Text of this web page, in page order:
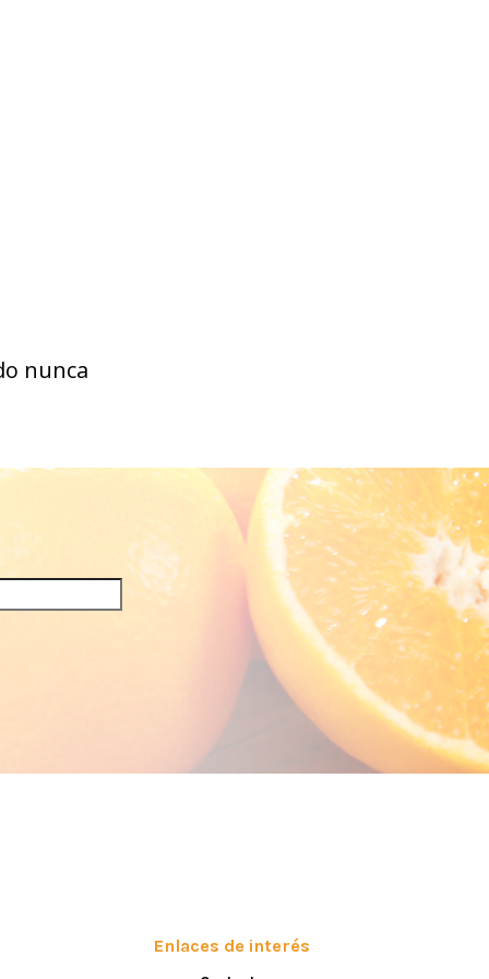
nunca
Enlaces de interés